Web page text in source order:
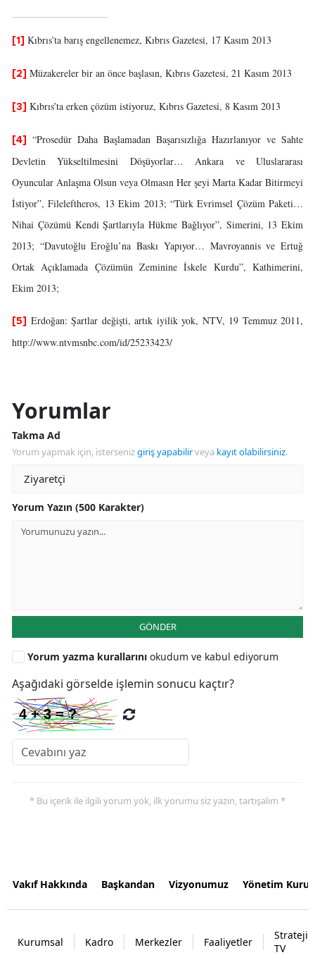
[1] Kıbrıs’ta barış engellenemez, Kıbrıs Gazetesi, 17 Kasım 2013
[2] Müzakereler bir an önce başlasın, Kıbrıs Gazetesi, 21 Kasım 2013
[3] Kıbrıs’ta erken çözüm istiyoruz, Kıbrıs Gazetesi, 8 Kasım 2013
[4]
“Prosedür Daha Başlamadan Başarısızlığa Hazırlanıyor ve Sahte
Devletin Yükseltilmesini Döşüyorlar… Ankara ve Uluslararası
Oyuncular Anlaşma Olsun veya Olmasın Her şeyi Marta Kadar Bitirmeyi
İstiyor”, Fileleftheros, 13 Ekim 2013; “Türk Evrimsel Çözüm Paketi…
Nihai Çözümü Kendi Şartlarıyla Hükme Bağlıyor”, Simerini, 13 Ekim
2013; “Davutoğlu Eroğlu’na Baskı Yapıyor… Mavroyannis ve Ertuğ
Ortak Açıklamada Çözümün Zeminine İskele Kurdu”, Kathimerini,
Ekim 2013;
[5]
Erdoğan: Şartlar değişti, artık iyilik yok, NTV, 19 Temmuz 2011,
http://www.ntvmsnbc.com/id/25233423/
Yorumlar
Takma Ad
Yorum yapmak için, istersenizgiriş yapabilirveya kayıt olabilirsiniz.
Yorum Yazın (500 Karakter)
GÖNDER
Yorum yazma kurallarını okudum ve kabul ediyorum
Aşağıdaki görselde işlemin sonucu kaçtır?
* Bu içerik ile ilgili yorum yok, ilk yorumu siz yazın, tartışalım *
Vakıf Hakkında Başkandan Vizyonumuz Yönetim
Kurumsal Kadro Merkezler Faaliyetler
Strateji
TV